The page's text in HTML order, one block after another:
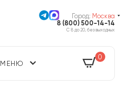
Город: Москва
8 (800) 500-14-14
С 8 до 20, без выходных
МЕНЮ
0